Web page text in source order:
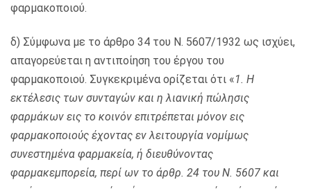
φαρμακοποιού.
δ) Σύμφωνα με το άρθρο 34 του Ν. 5607/1932 ως ισχύει,
απαγορεύεται η αντιποίηση του έργου του
φαρμακοποιού. Συγκεκριμένα ορίζεται ότι «1. Η
εκτέλεσις των συνταγών και η λιανική πώλησις
φαρμάκων εις το κοινόν επιτρέπεται μόνον εις
φαρμακοποιούς έχοντας εν λειτουργία νομίμως
συνεστημένα φαρμακεία, ή διευθύνοντας
φαρμακεμπορεία, περί ων το άρθρ. 24 του Ν. 5607 και